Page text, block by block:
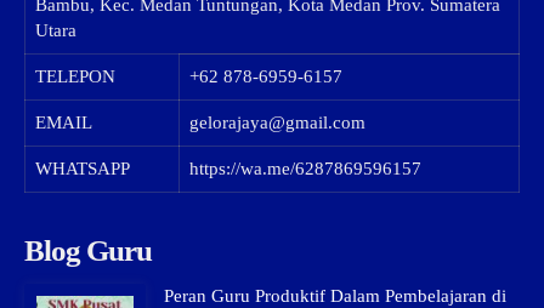
Bambu, Kec. Medan Tuntungan, Kota Medan Prov. Sumatera
Utara
TELEPON +62 878-6959-6157
EMAIL gelorajaya@gmail.com
WHATSAPP https://wa.me/6287869596157
Blog Guru
Peran Guru Produktif Dalam Pembelajaran di